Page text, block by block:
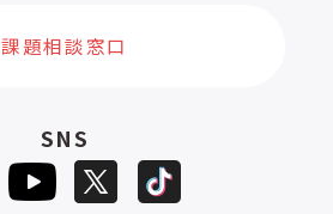
課題相談窓口
SNS